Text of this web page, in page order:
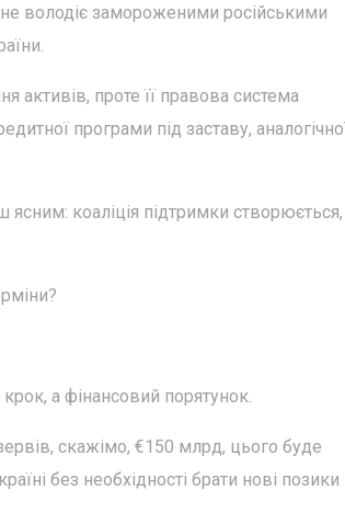
володіє замороженими російськими
активів, проте її правова система
програми під заставу,
коаліція підтримки створюється,
а фінансовий порятунок.
скажімо, €150 млрд, цього буде
без необхідності брати нові позики